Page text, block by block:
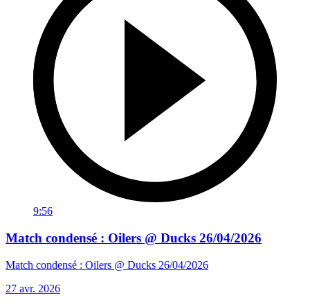
9:56
Match condensé : Oilers @ Ducks 26/04/2026
Match condensé : Oilers @ Ducks 26/04/2026
27 avr. 2026